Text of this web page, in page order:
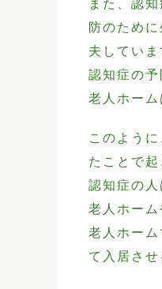
また、認
防のため
夫していま
認知症の
老人ホーム
このよう
たことで起
認知症の
老人ホーム
老人ホー
て入居させ